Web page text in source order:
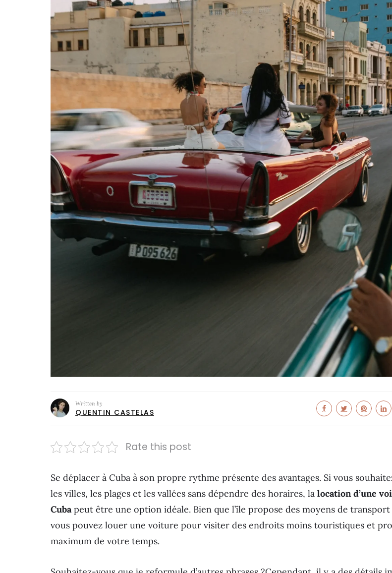
Written by
QUENTIN CASTELAS
Rate this post
Se déplacer à Cuba à son propre rythme présente des avantages. Si vous
les villes, les plages et les vallées sans dépendre des horaires, la location d’une
Cubapeut être une option idéale. Bien que l’île propose des moyens de transport
vous pouvez louer une voiture pour visiter des endroits moins touristiques et
maximum de votre temps.